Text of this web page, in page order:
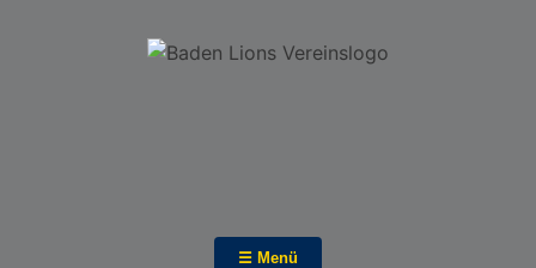
☰ Menü